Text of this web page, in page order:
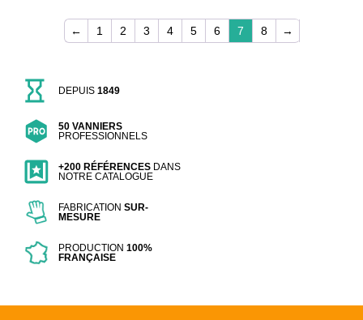
← 1 2 3 4 5 6 7 8 →
DEPUIS1849
50 VANNIERS
PROFESSIONNELS
+200 RÉFÉRENCES DANS
NOTRE CATALOGUE
FABRICATIONSUR-
MESURE
PRODUCTION100%
FRANÇAISE